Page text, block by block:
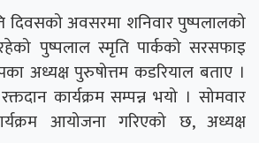
दिवसको अवसरमा शनिवार पुष्पलालको
पुष्पलाल स्मृति पार्कको सरसफाइ
अध्यक्ष पुरुषोत्तम कडरियाल बताए ।
कार्यक्रम सम्पन्न भयो । सोमवार
आयोजना गरिएको छ, अध्यक्ष